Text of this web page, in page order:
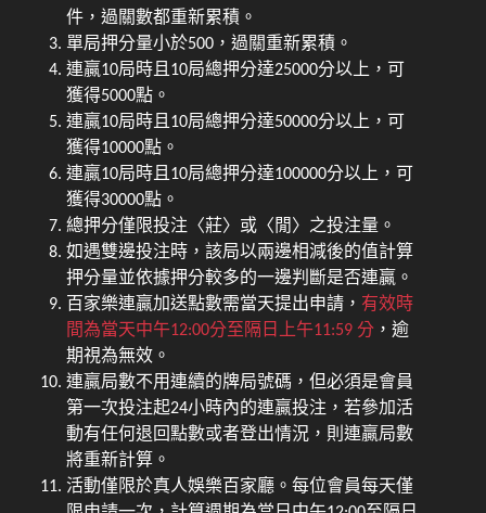
件，過關數都重新累積。
單局押分量小於500，過關重新累積。
連贏10局時且10局總押分達25000分以上，可
獲得5000點。
連贏10局時且10局總押分達50000分以上，可
獲得10000點。
連贏10局時且10局總押分達100000分以上，可
獲得30000點。
總押分僅限投注〈莊〉或〈閒〉之投注量。
如遇雙邊投注時，該局以兩邊相減後的值計算
押分量並依據押分較多的一邊判斷是否連贏。
百家樂連贏加送點數需當天提出申請， 有效時
間為當天中午12:00分至隔日上午11:59 分 ，逾
期視為無效。
連贏局數不用連續的牌局號碼，但必須是會員
第一次投注起24小時內的連贏投注，若參加活
動有任何退回點數或者登出情況，則連贏局數
將重新計算。
活動僅限於真人娛樂百家廳。每位會員每天僅